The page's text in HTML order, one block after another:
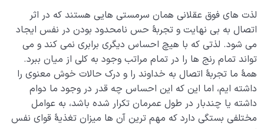
لذت های فوق عقلانی همان سرمستی هایی هستند که در اثر
اتصال به بی نهایت و تجربۀ حس نامحدود بودن در نفس ایجاد
می شود. لذتی که با هیچ احساس دیگری برابری نمی کند و می
تواند تمام رنج ها را در تمام مراتب وجود به کلی از میان ببرد.
همۀ ما تجربۀ اتصال به خداوند را و درک حالات خوش معنوی را
داشته ایم، اما این که این احساس چه قدر در وجود ما دوام
داشته یا چندبار در طول عمرمان تکرار شده باشد، به عوامل
مختلفی بستگی دارد که مهم ترین آن ها میزان تغذیۀ قوای نفس